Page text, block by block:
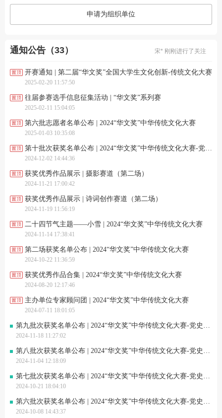
申请为组织单位
通知公告（33）
苏* 刚刚进行了关注
R* 刚刚进行了关注
雾* 刚刚进行了关注
开赛通知 | 第二届“华文奖”全国大学生文化创新-传统文化大赛
2025-02-20 11:57:50
往届参赛选手信息征集活动 | “华文奖”系列赛
2025-02-11 15:04:05
第六批志愿者名单公布 | 2024“华文奖”中华传统文化大赛
2025-01-03 10:35:08
第十批次获奖名单公布 | 2024“华文奖”中华传统文化大赛-党史知识竞答赛道
2024-12-02 14:44:36
获奖优秀作品展示 | 摄影赛道（第二场）
2024-11-21 17:00:42
获奖优秀作品展示 | 诗词创作赛道（第二场）
2024-11-19 11:56:19
二十四节气主题——小雪 | 2024“华文奖”中华传统文化大赛
2024-11-14 17:38:41
第二场获奖名单公布 | 2024“华文奖”中华传统文化大赛
2024-10-22 11:36:59
获奖优秀作品合集 | 2024“华文奖”中华传统文化大赛
2024-08-20 12:17:46
主办单位专家顾问团 | 2024“华文奖”中华传统文化大赛
2024-07-11 18:01:05
第九批次获奖名单公布 | 2024“华文奖”中华传统文化大赛-党史知识竞答赛道
2024-11-18 11:27:02
第八批次获奖名单公布 | 2024“华文奖”中华传统文化大赛-党史知识竞答赛道
2024-11-04 12:18:09
第七批次获奖名单公布 | 2024“华文奖”中华传统文化大赛-党史知识竞答赛道
2024-10-21 18:04:10
第六批次获奖名单公布 | 2024“华文奖”中华传统文化大赛-党史知识竞答赛道
2024-10-08 14:43:37